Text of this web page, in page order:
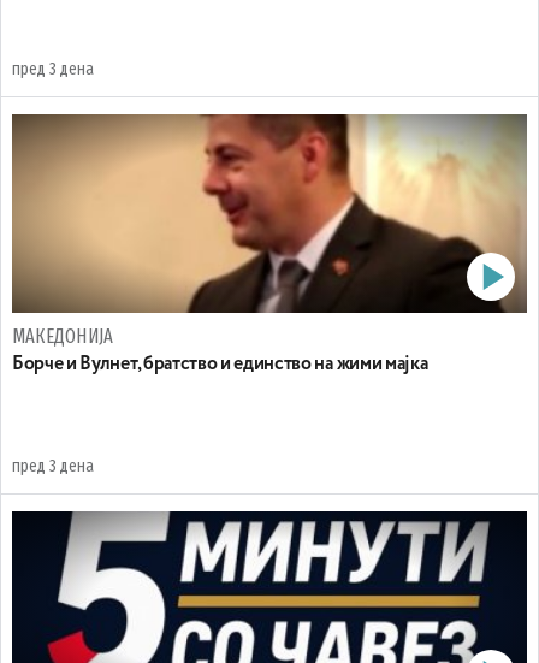
пред 3 дена
МАКЕДОНИЈА
Борче и Вулнет, братство и единство на жими мајка
пред 3 дена